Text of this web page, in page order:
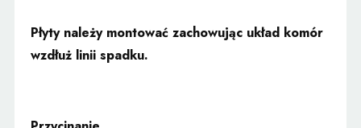
Płyty należy montować zachowując układ komór
wzdłuż linii spadku.